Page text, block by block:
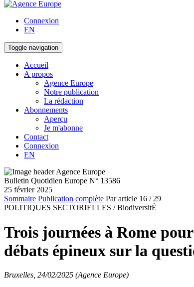
Connexion
EN
Toggle navigation
Accueil
A propos
Agence Europe
Notre publication
La rédaction
Abonnements
Aperçu
Je m'abonne
Contact
Connexion
EN
Bulletin Quotidien Europe N° 13586
25 février 2025
Sommaire Publication complète Par article 16 / 29
POLITIQUES SECTORIELLES / BiodiversitÉ
Trois journées à Rome
débats épineux sur la
Bruxelles, 24/02/2025 (Agence Europe)